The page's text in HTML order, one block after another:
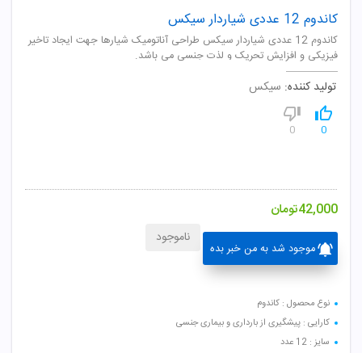
کاندوم 12 عددی شیاردار سیکس
کاندوم 12 عددی شیاردار سیکس طراحی آناتومیک شیارها جهت ایجاد تاخیر
فیزیکی و افزایش تحریک و لذت جنسی می باشد.
تولید کننده: سیکس
0
0
42,000تومان
موجود شد به من خبر بده
ناموجود
نوع محصول : کاندوم
کارایی : پیشگیری از بارداری و بیماری جنسی
سایز : 12 عدد